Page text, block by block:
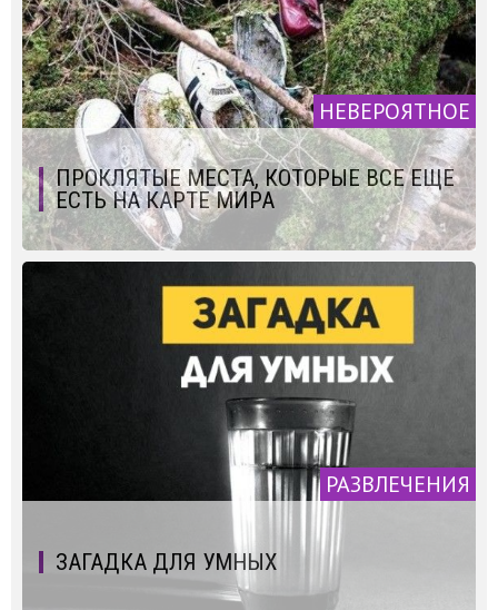
НЕВЕРОЯТНОЕ
ПРОКЛЯТЫЕ МЕСТА, КОТОРЫЕ ВСЕ ЕЩЕ
ЕСТЬ НА КАРТЕ МИРА
РАЗВЛЕЧЕНИЯ
ЗАГАДКА ДЛЯ УМНЫХ